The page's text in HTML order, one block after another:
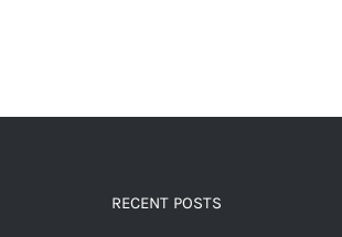
RECENT POSTS